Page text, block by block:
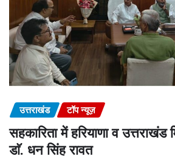
उत्तराखंड टॉप न्यूज़
सहकारिता में हरियाणा व
डाॅ. धन सिंह रावत